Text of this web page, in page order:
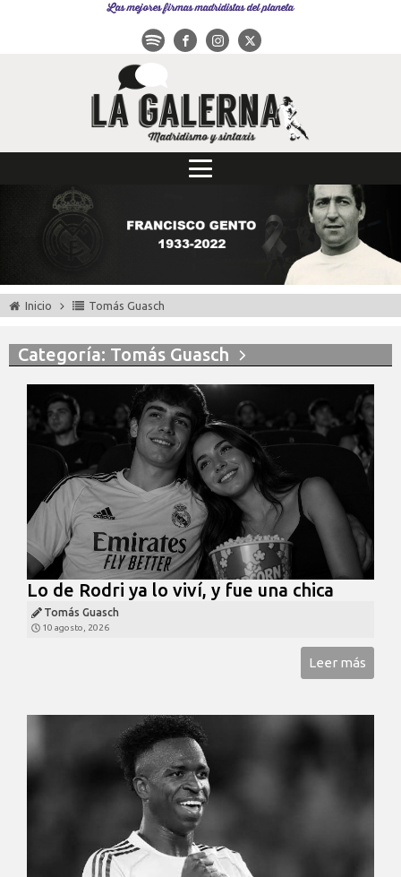
Las mejores firmas madridistas del planeta
Inicio Tomás Guasch
Categoría: Tomás Guasch
Lo de Rodri ya lo viví, y fue una chica
Tomás Guasch
10 agosto, 2026
Leer más